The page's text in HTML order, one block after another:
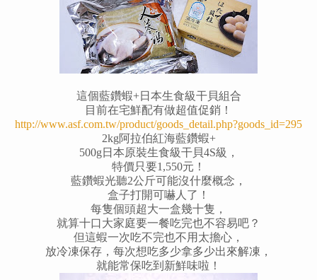
這個藍鑽蝦+日本生食級干貝組合
目前在宅鮮配有做超值促銷！
http://www.asf.com.tw/product/goods_detail.php?goods_id=295
2kg阿拉伯紅海藍鑽蝦+
500g日本原裝生食級干貝4S級，
特價只要1,550元！
藍鑽蝦光聽2公斤可能沒什麼概念，
盒子打開可嚇人了！
每隻個頭超大一盒幾十隻，
就算十口大家庭要一餐吃完也不容易吧？
但這蝦一次吃不完也不用太擔心，
放冷凍保存，每次想吃多少拿多少出來解凍，
就能常保吃到新鮮味啦！